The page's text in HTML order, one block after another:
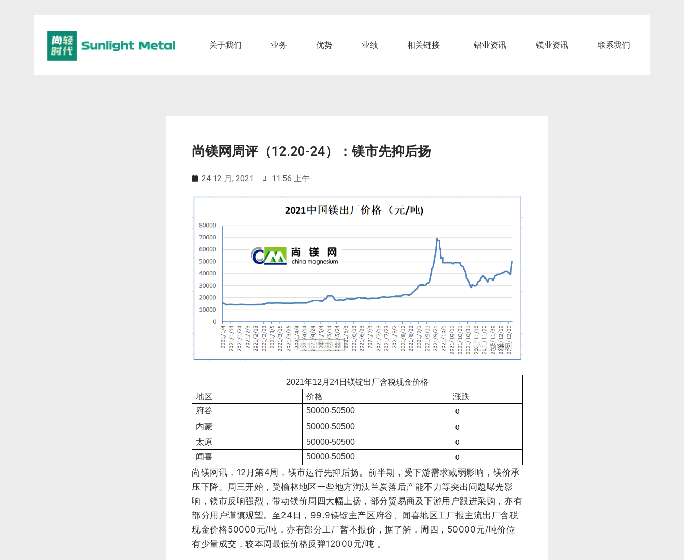
关于我们 业务 优势 业绩 相关链接 铝业资讯 镁业资讯 联系我们
尚镁网周评（12.20-24）：镁市先抑后扬
24 12 月, 2021 11:56 上午
2021年12 月 24日镁锭出厂含税现金价格
地区
价格
涨跌
府谷
50000-50500 -0
内蒙 50000-50500 -0
太原 50000-50500 -0
闻喜 50000-50500 -0
尚镁网讯，12月第4周，镁市运行先抑后扬。前半期，受下游需求减弱影响，镁价承
压下降。周三开始，受榆林地区一些地方淘汰兰炭落后产能不力等突出问题曝光影
响，镁市反响强烈，带动镁价周四大幅上扬，部分贸易商及下游用户跟进采购，亦有
部分用户谨慎观望。 至24日，99.9镁锭主产区府谷、闻喜地区工厂报主流出厂含税
现金价格50000元/吨，亦有部分工厂暂不报价，据了解，周四，50000元/吨价位
有少量成交，较本周最低价格反弹12000元/吨 。